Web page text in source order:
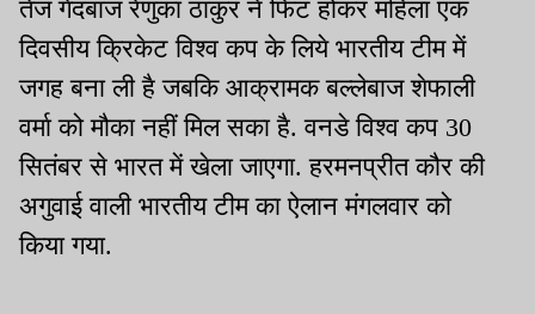
तेज गेंदबाज रेणुका ठाकुर ने फिट होकर महिला एक
दिवसीय क्रिकेट विश्व कप के लिये भारतीय टीम में
जगह बना ली है जबकि आक्रामक बल्लेबाज शेफाली
वर्मा को मौका नहीं मिल सका है. वनडे विश्व कप 30
सितंबर से भारत में खेला जाएगा. हरमनप्रीत कौर की
अगुवाई वाली भारतीय टीम का ऐलान मंगलवार को
किया गया.